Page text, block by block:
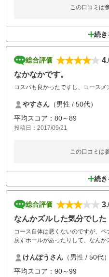
この口コミは
続き
総合評価
なかなかです。
コスパも良かったですし、コースメ
やすさん （男性 / 50代）
平均スコア：80～89
投稿日：2017/09/21
この口コミは
続き
総合評価
なんかズルした気分でした
コース自体は悪くないのですが、
戻すホールがあったりして、なん
けんぽうさん （男性 / 50代）
平均スコア：90～99